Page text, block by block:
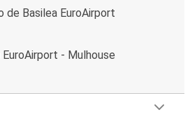
de Basilea EuroAirport
- Mulhouse